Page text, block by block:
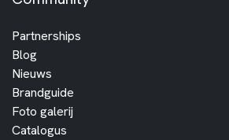
Partnerships
Blog
Nieuws
Brandguide
Foto galerij
Catalogus